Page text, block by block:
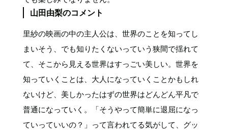
山田由梨のコメント
里紗の映画の中の主人公は、世界のことを知ってし
まいそう、でも知りたくないっていう狭間で揺れて
て、そこから見える世界はすっごい美しい。世界を
知っていくことは、大人になっていくことかもしれ
ないけど、美しかったはずの世界はどんどん平凡で
普通になっていく。「そうやって簡単に退屈になっ
ていっていいの？」って言われてる気がして、グッ